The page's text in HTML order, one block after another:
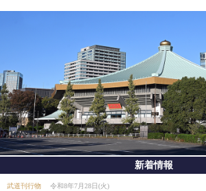
新着情報
武道刊行物 令和8年7月28日(火)